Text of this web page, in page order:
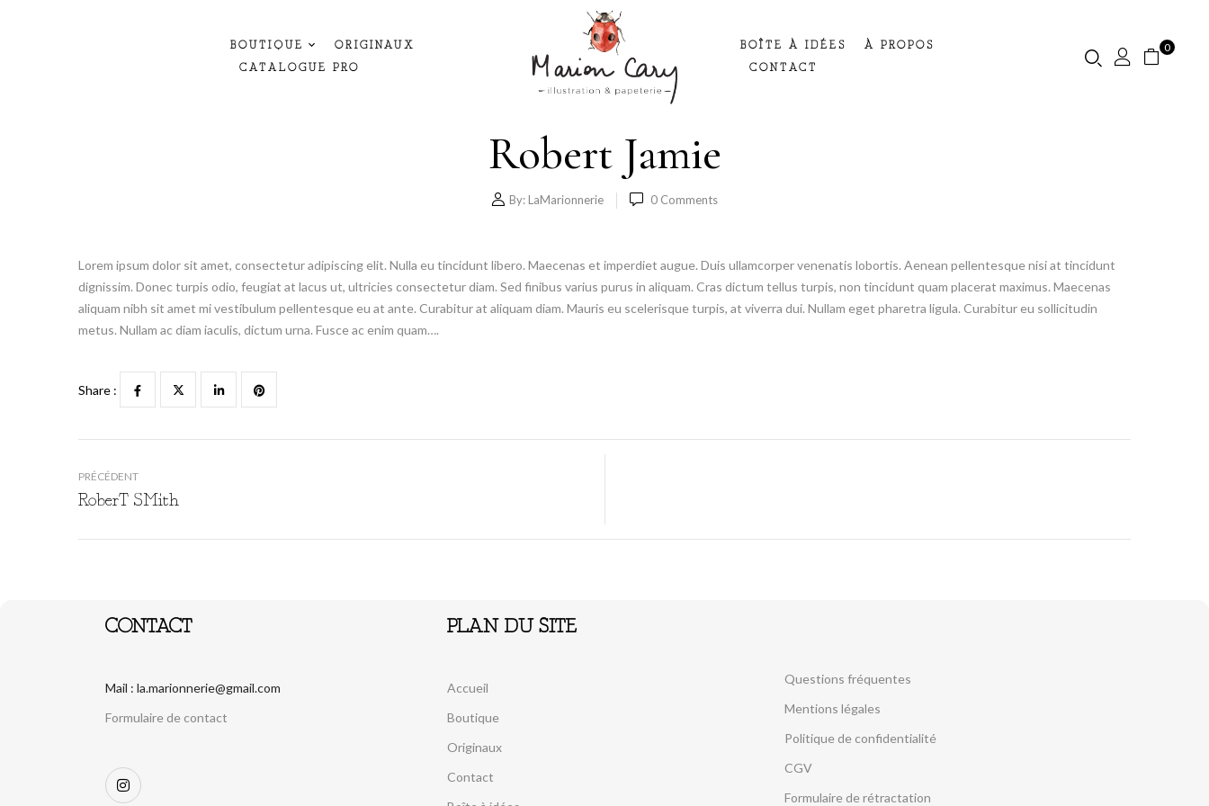
BOUTIQUE ORIGINAUX
CATALOGUE PRO
BOÎTE À IDÉES À PROPOS
CONTACT
0
Robert Jamie
By: LaMarionnerie 0 Comments
Lorem ipsum dolor sit amet, consectetur adipiscing elit. Nulla eu tincidunt libero. Maecenas et imperdiet augue. Duis ullamcorper venenatis lobortis. Aenean pellentesque nisi at tincidunt
dignissim. Donec turpis odio, feugiat at lacus ut, ultricies consectetur diam. Sed finibus varius purus in aliquam. Cras dictum tellus turpis, non tincidunt quam placerat maximus. Maecenas
aliquam nibh sit amet mi vestibulum pellentesque eu at ante. Curabitur at aliquam diam. Mauris eu scelerisque turpis, at viverra dui. Nullam eget pharetra ligula. Curabitur eu sollicitudin
metus. Nullam ac diam iaculis, dictum urna. Fusce ac enim quam….
Share :
PRÉCÉDENT
RoberT SMith
CONTACT
Mail : la.marionnerie@gmail.com
Formulaire de contact
PLAN DU SITE
Accueil
Boutique
Originaux
Contact
Questions fréquentes
Mentions légales
Politique de confidentialité
CGV
Formulaire de rétractation